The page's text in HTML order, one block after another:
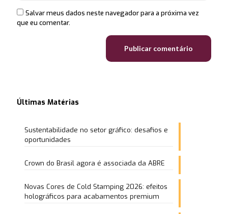
Salvar meus dados neste navegador para a próxima vez
que eu comentar.
Últimas Matérias
Sustentabilidade no setor gráfico: desafios e
oportunidades
Crown do Brasil agora é associada da ABRE
Novas Cores de Cold Stamping 2026: efeitos
holográficos para acabamentos premium